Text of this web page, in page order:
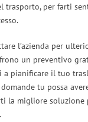
trasporto, per farti
l’azienda per
un preventivo
pianificare il tuo
tu possa
la migliore soluzione